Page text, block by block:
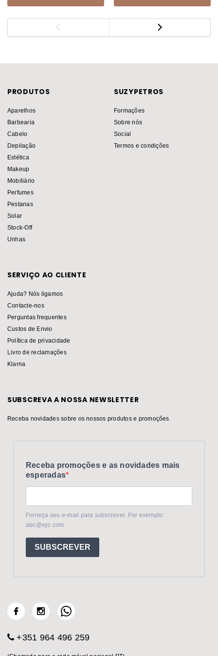
PRODUTOS
Aparelhos
Barbearia
Cabelo
Depilação
Estética
Makeup
Mobiliário
Perfumes
Pestanas
Solar
Stock-Off
Unhas
SUZYPETROS
Formações
Sobre nós
Social
Termos e condições
SERVIÇO AO CLIENTE
Ajuda? Nós ligamos
Contacte-nos
Perguntas frequentes
Custos de Envio
Política de privacidade
Livro de reclamações
Klarna
SUBSCREVA A NOSSA NEWSLETTER
Receba novidades sobre os nossos produtos e promoções.
Receba promoções e as novidades mais
esperadas
Forneça seu e-mail para subscrever. Por exemplo:
abc@xyz.com
SUBSCREVER
+351 964 496 259